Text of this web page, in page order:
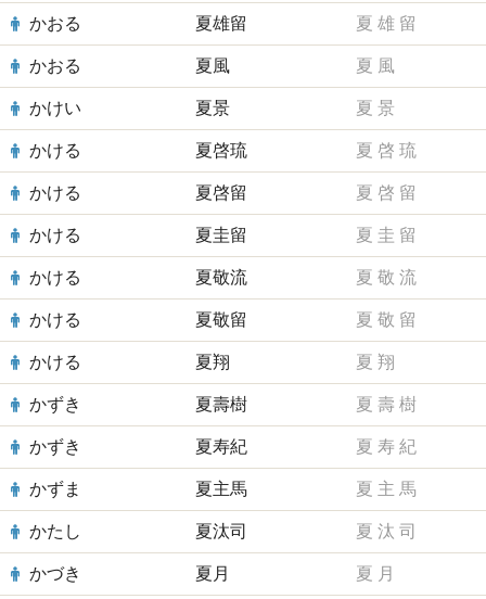
かおる 夏雄留 夏 雄 留
かおる 夏風 夏 風
かけい 夏景 夏 景
かける 夏啓琉 夏 啓 琉
かける 夏啓留 夏 啓 留
かける 夏圭留 夏 圭 留
かける 夏敬流 夏 敬 流
かける 夏敬留 夏 敬 留
かける 夏翔 夏 翔
かずき 夏壽樹 夏 壽 樹
かずき 夏寿紀 夏 寿 紀
かずま 夏主馬 夏 主 馬
かたし 夏汰司 夏 汰 司
かづき 夏月 夏 月